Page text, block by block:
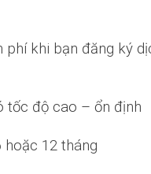
khi bạn đăng ký
tốc độ cao – ổn định
12 tháng